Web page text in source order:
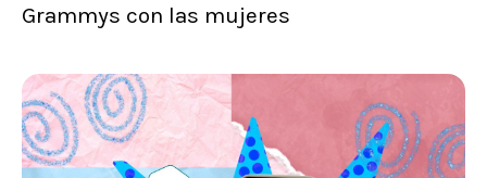
Grammys con las mujeres